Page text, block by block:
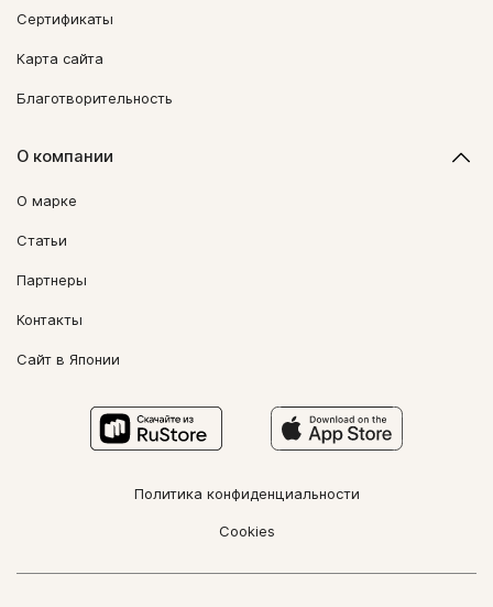
Сертификаты
Карта сайта
Благотворительность
О компании
О марке
Статьи
Партнеры
Контакты
Сайт в Японии
Политика конфиденциальности
Cookies